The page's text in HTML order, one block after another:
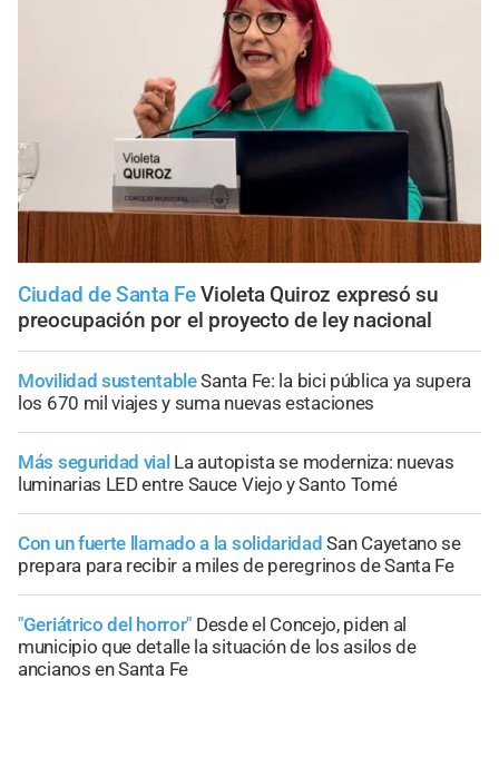
Ciudad de Santa Fe Violeta Quiroz expresó su
preocupación por el proyecto de ley nacional
Movilidad sustentableSanta Fe: la bici pública ya supera
los 670 mil viajes y suma nuevas estaciones
Más seguridad vial La autopista se moderniza: nuevas
luminarias LED entre Sauce Viejo y Santo Tomé
Con un fuerte llamado a la solidaridad San Cayetano se
prepara para recibir a miles de peregrinos de Santa Fe
"Geriátrico del horror" Desde el Concejo, piden al
municipio que detalle la situación de los asilos de
ancianos en Santa Fe